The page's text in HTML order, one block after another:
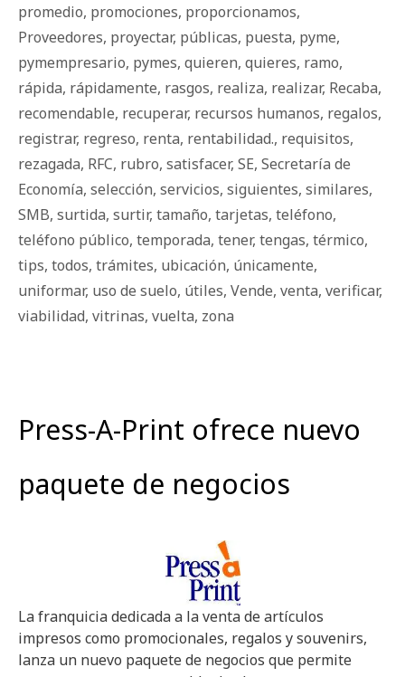
promedio, promociones, proporcionamos,
Proveedores, proyectar, públicas, puesta, pyme,
pymempresario, pymes, quieren, quieres, ramo,
rápida, rápidamente, rasgos, realiza, realizar, Recaba,
recomendable, recuperar, recursos humanos, regalos,
registrar, regreso, renta, rentabilidad., requisitos,
rezagada, RFC, rubro, satisfacer, SE, Secretaría de
Economía, selección, servicios, siguientes, similares,
SMB, surtida, surtir, tamaño, tarjetas, teléfono,
teléfono público, temporada, tener, tengas, térmico,
tips, todos, trámites, ubicación, únicamente,
uniformar, uso de suelo, útiles, Vende, venta, verificar,
viabilidad, vitrinas, vuelta, zona
Press-A-Print ofrece nuevo
paquete de negocios
La franquicia dedicada a la venta de artículos
impresos como promocionales, regalos y souvenirs,
lanza un nuevo paquete de negocios que permite